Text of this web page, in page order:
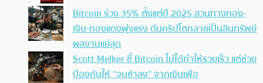
Bitcoin ร่วง 35% ตั้งแต่ปี 2025 สวนทางทอง-
เงิน-ทองแดงพุ่งแรง ดันคริปโตกลายเป็นสินทรัพย์
ผลงานแย่สุด
Scott Melker ชี้ Bitcoin ไม่ได้ทำให้รวยเร็ว แต่ช่วย
ป้องกันให้ “จนช้าลง” จากเงินเฟ้อ